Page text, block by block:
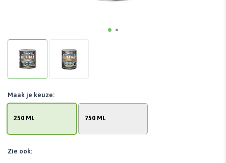
250 ML 750 ML
Maak je keuze:
Zie ook: